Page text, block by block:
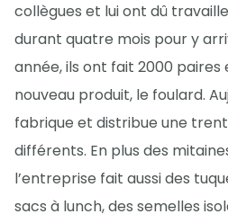
collègues et lui ont dû
durant quatre mois pour y
année, ils ont fait 2000
nouveau produit, le foulard.
fabrique et distribue une
différents. En plus des
l’entreprise fait aussi des
sacs à lunch, des semelles